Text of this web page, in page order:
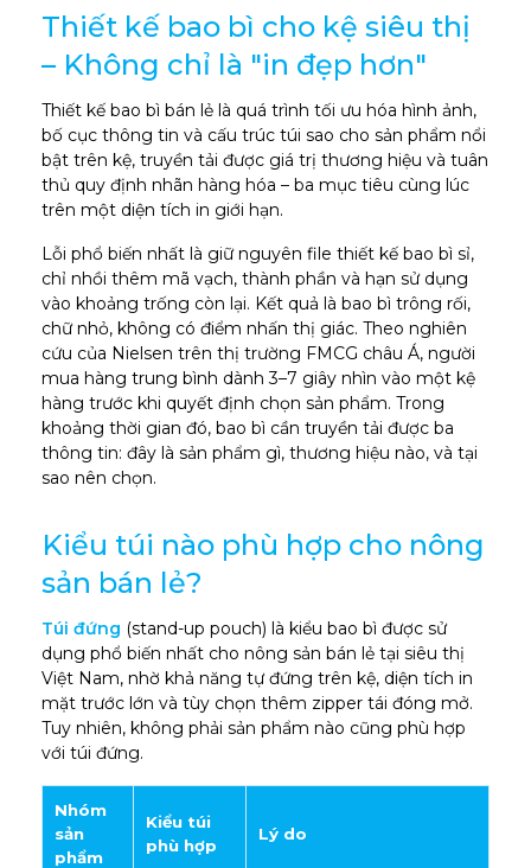
Thiết kế bao bì cho kệ siêu thị
– Không chỉ là "in đẹp hơn"
Thiết kế bao bì bán lẻ là quá trình tối ưu hóa hình ảnh,
bố cục thông tin và cấu trúc túi sao cho sản phẩm nổi
bật trên kệ, truyền tải được giá trị thương hiệu và tuân
thủ quy định nhãn hàng hóa – ba mục tiêu cùng lúc
trên một diện tích in giới hạn.
Lỗi phổ biến nhất là giữ nguyên file thiết kế bao bì sỉ,
chỉ nhồi thêm mã vạch, thành phần và hạn sử dụng
vào khoảng trống còn lại. Kết quả là bao bì trông rối,
chữ nhỏ, không có điểm nhấn thị giác. Theo nghiên
cứu của Nielsen trên thị trường FMCG châu Á, người
mua hàng trung bình dành 3–7 giây nhìn vào một kệ
hàng trước khi quyết định chọn sản phẩm. Trong
khoảng thời gian đó, bao bì cần truyền tải được ba
thông tin: đây là sản phẩm gì, thương hiệu nào, và tại
sao nên chọn.
Kiểu túi nào phù hợp cho nông
sản bán lẻ?
Túi đứng (stand-up pouch) là kiểu bao bì được sử
dụng phổ biến nhất cho nông sản bán lẻ tại siêu thị
Việt Nam, nhờ khả năng tự đứng trên kệ, diện tích in
mặt trước lớn và tùy chọn thêm zipper tái đóng mở.
Tuy nhiên, không phải sản phẩm nào cũng phù hợp
với túi đứng.
Nhóm
sản
phẩm
Kiểu túi
phù hợp
Lý do